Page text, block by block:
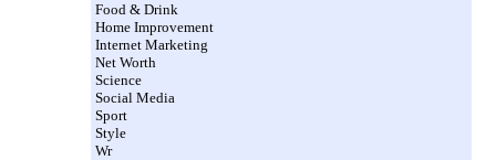
Food & Drink
Home Improvement
Internet Marketing
Net Worth
Science
Social Media
Sport
Style
Wr